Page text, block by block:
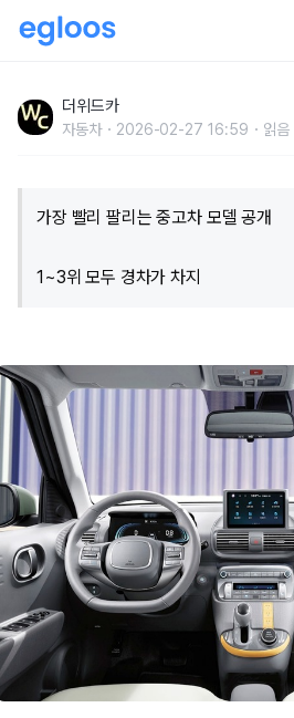
TOP3, '이렇게나 빨리?!'
더위드카
자동차 2026-02-27 16:59 읽음
가장 빨리 팔리는 중고차 모델 공개
1~3위 모두 경차가 차지